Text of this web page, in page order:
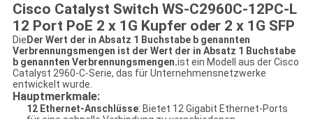
Cisco Catalyst Switch WS-C2960C-12PC-L
12 Port PoE 2 x 1G Kupfer oder 2 x 1G SFP
Die Der Wert der in Absatz 1 Buchstabe b genannten
Verbrennungsmengen ist der Wert der in Absatz 1 Buchstabe
b genannten Verbrennungsmengen.ist ein Modell aus der Cisco
Catalyst 2960-C-Serie, das für Unternehmensnetzwerke
entwickelt wurde.
Hauptmerkmale:
12 Ethernet-Anschlüsse: Bietet 12 Gigabit Ethernet-Ports